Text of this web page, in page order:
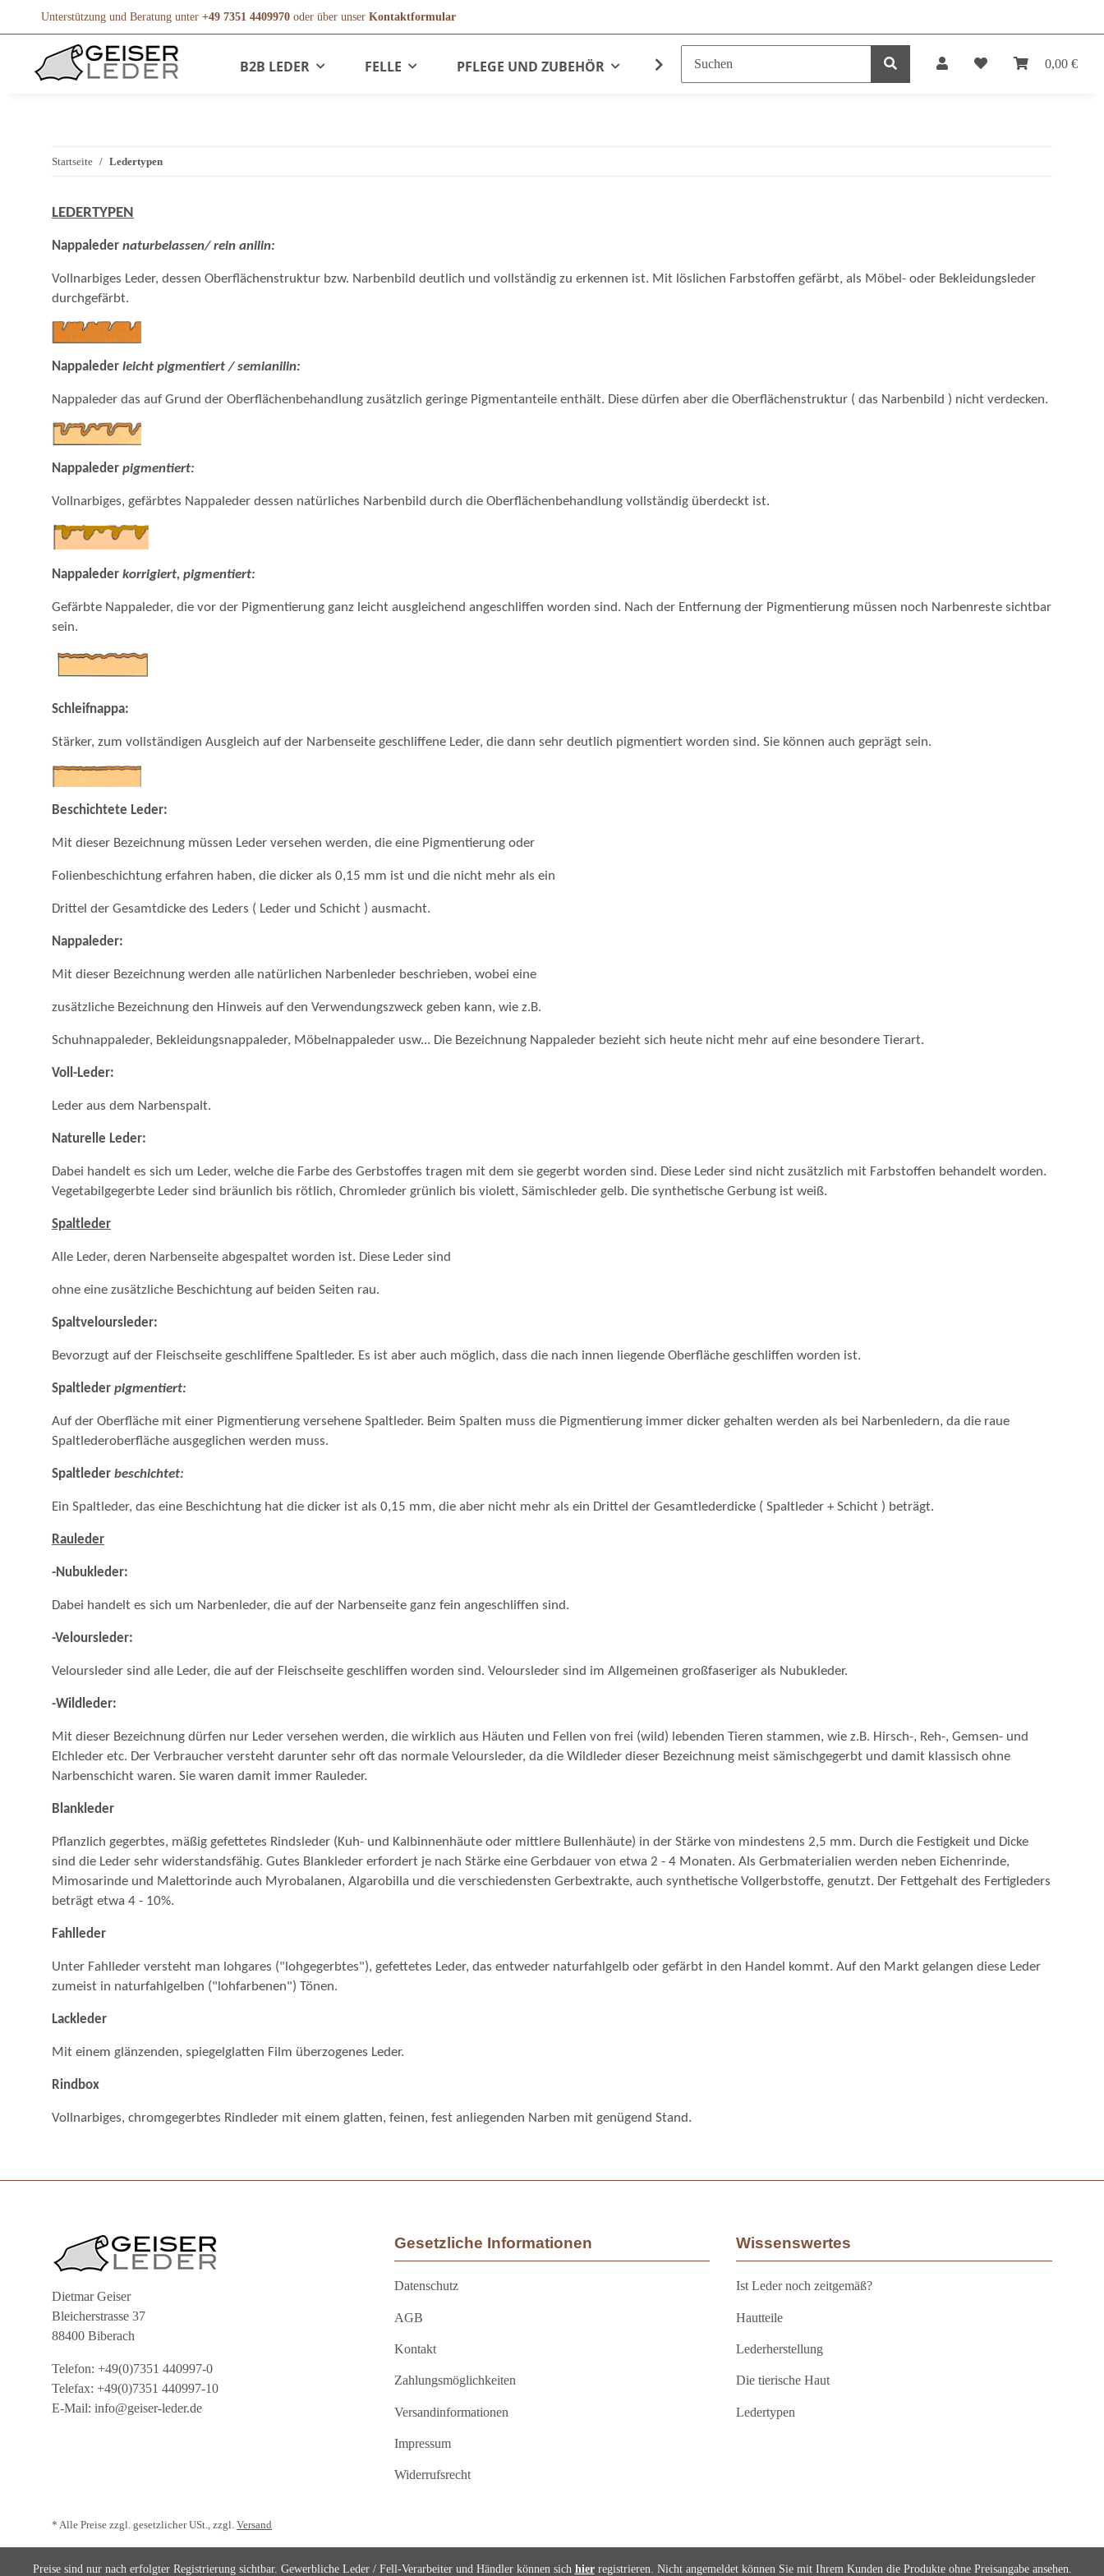
Unterstützung und Beratung unter +49 7351 4409970 oder über unser Kontaktformular
0,00 €
B2B LEDER FELLE PFLEGE UND ZUBEHÖR LEDERPRODUKTE
Startseite Ledertypen
LEDERTYPEN
Nappaleder naturbelassen/ rein anilin:
Vollnarbiges Leder, dessen Oberflächenstruktur bzw. Narbenbild deutlich und vollständig zu erkennen ist. Mit löslichen Farbstoffen gefärbt, als Möbel- oder Bekleidungsleder
durchgefärbt.
Nappaleder leicht pigmentiert / semianilin:
Nappaleder das auf Grund der Oberflächenbehandlung zusätzlich geringe Pigmentanteile enthält. Diese dürfen aber die Oberflächenstruktur ( das Narbenbild ) nicht verdecken.
Nappaleder pigmentiert:
Vollnarbiges, gefärbtes Nappaleder dessen natürliches Narbenbild durch die Oberflächenbehandlung vollständig überdeckt ist.
Nappaleder korrigiert, pigmentiert:
Gefärbte Nappaleder, die vor der Pigmentierung ganz leicht ausgleichend angeschliffen worden sind. Nach der Entfernung der Pigmentierung müssen noch Narbenreste sichtbar
sein.
Schleifnappa:
Stärker, zum vollständigen Ausgleich auf der Narbenseite geschliffene Leder, die dann sehr deutlich pigmentiert worden sind. Sie können auch geprägt sein.
Beschichtete Leder:
Mit dieser Bezeichnung müssen Leder versehen werden, die eine Pigmentierung oder
Folienbeschichtung erfahren haben, die dicker als 0,15 mm ist und die nicht mehr als ein
Drittel der Gesamtdicke des Leders ( Leder und Schicht ) ausmacht.
Nappaleder:
Mit dieser Bezeichnung werden alle natürlichen Narbenleder beschrieben, wobei eine
zusätzliche Bezeichnung den Hinweis auf den Verwendungszweck geben kann, wie z.B.
Schuhnappaleder, Bekleidungsnappaleder, Möbelnappaleder usw... Die Bezeichnung Nappaleder bezieht sich heute nicht mehr auf eine besondere Tierart.
Voll-Leder:
Leder aus dem Narbenspalt.
Naturelle Leder:
Dabei handelt es sich um Leder, welche die Farbe des Gerbstoffes tragen mit dem sie gegerbt worden sind. Diese Leder sind nicht zusätzlich mit Farbstoffen behandelt worden.
Vegetabilgegerbte Leder sind bräunlich bis rötlich, Chromleder grünlich bis violett, Sämischleder gelb. Die synthetische Gerbung ist weiß.
Spaltleder
Alle Leder, deren Narbenseite abgespaltet worden ist. Diese Leder sind
ohne eine zusätzliche Beschichtung auf beiden Seiten rau.
Spaltveloursleder:
Bevorzugt auf der Fleischseite geschliffene Spaltleder. Es ist aber auch möglich, dass die nach innen liegende Oberfläche geschliffen worden ist.
Spaltleder pigmentiert:
Auf der Oberfläche mit einer Pigmentierung versehene Spaltleder. Beim Spalten muss die Pigmentierung immer dicker gehalten werden als bei Narbenledern, da die raue
Spaltlederoberfläche ausgeglichen werden muss.
Spaltleder beschichtet:
Ein Spaltleder, das eine Beschichtung hat die dicker ist als 0,15 mm, die aber nicht mehr als ein Drittel der Gesamtlederdicke ( Spaltleder + Schicht ) beträgt.
Rauleder
-Nubukleder:
Dabei handelt es sich um Narbenleder, die auf der Narbenseite ganz fein angeschliffen sind.
-Veloursleder:
Veloursleder sind alle Leder, die auf der Fleischseite geschliffen worden sind. Veloursleder sind im Allgemeinen großfaseriger als Nubukleder.
-Wildleder:
Mit dieser Bezeichnung dürfen nur Leder versehen werden, die wirklich aus Häuten und Fellen von frei (wild) lebenden Tieren stammen, wie z.B. Hirsch-, Reh-, Gemsen- und
Elchleder etc. Der Verbraucher versteht darunter sehr oft das normale Veloursleder, da die Wildleder dieser Bezeichnung meist sämischgegerbt und damit klassisch ohne
Narbenschicht waren. Sie waren damit immer Rauleder.
Blankleder
Pflanzlich gegerbtes, mäßig gefettetes Rindsleder (Kuh- und Kalbinnenhäute oder mittlere Bullenhäute) in der Stärke von mindestens 2,5 mm. Durch die Festigkeit und Dicke
sind die Leder sehr widerstandsfähig. Gutes Blankleder erfordert je nach Stärke eine Gerbdauer von etwa 2 - 4 Monaten. Als Gerbmaterialien werden neben Eichenrinde,
Mimosarinde und Malettorinde auch Myrobalanen, Algarobilla und die verschiedensten Gerbextrakte, auch synthetische Vollgerbstoffe, genutzt. Der Fettgehalt des Fertigleders
beträgt etwa 4 - 10%.
Fahlleder
Unter Fahlleder versteht man lohgares ("lohgegerbtes"), gefettetes Leder, das entweder naturfahlgelb oder gefärbt in den Handel kommt. Auf den Markt gelangen diese Leder
zumeist in naturfahlgelben ("lohfarbenen") Tönen.
Lackleder
Mit einem glänzenden, spiegelglatten Film überzogenes Leder.
Rindbox
Vollnarbiges, chromgegerbtes Rindleder mit einem glatten, feinen, fest anliegenden Narben mit genügend Stand.
Dietmar Geiser
Bleicherstrasse 37
88400 Biberach
Telefon: +49(0)7351 440997-0
Telefax: +49(0)7351 440997-10
E-Mail: info@geiser-leder.de
Gesetzliche Informationen
Datenschutz
AGB
Kontakt
Zahlungsmöglichkeiten
Versandinformationen
Impressum
Widerrufsrecht
Wissenswertes
Ist Leder noch zeitgemäß?
Hautteile
Lederherstellung
Die tierische Haut
Ledertypen
* Alle Preise zzgl. gesetzlicher USt., zzgl. Versand
Preise sind nur nach erfolgter Registrierung sichtbar. Gewerbliche Leder / Fell-Verarbeiter und Händler können sich hierregistrieren. Nicht angemeldet können Sie mit Ihrem Kunden die Produkte ohne Preisangabe ansehen.